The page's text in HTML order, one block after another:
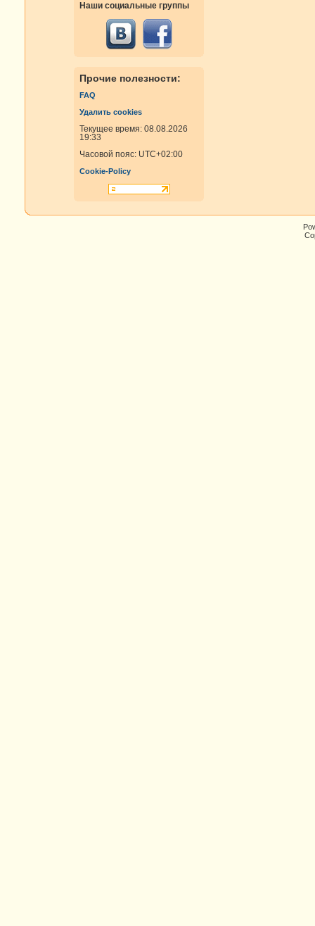
Наши социальные группы
Прочие полезности:
FAQ
Удалить cookies
Текущее время: 08.08.2026
19:33
Часовой пояс: UTC+02:00
Cookie-Policy